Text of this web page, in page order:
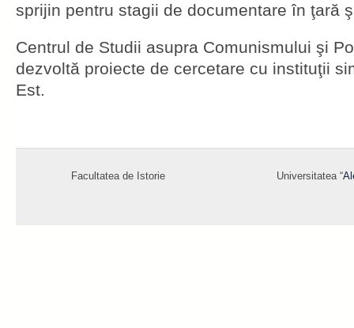
sprijin pentru stagii de documentare în ţară
Centrul de Studii asupra Comunismului şi
dezvoltă proiecte de cercetare cu instituţii
Est.
Facultatea de Istorie Universitatea “